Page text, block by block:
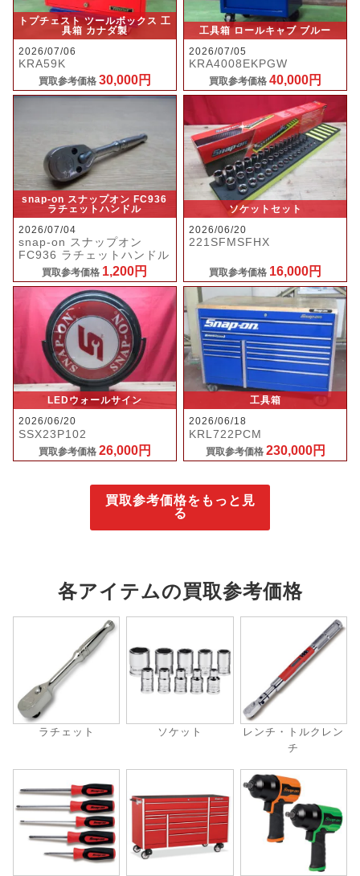
トプチェスト ツールボックス 工
具箱 カナダ製
2026/07/06
KRA59K
買取参考価格 30,000円
工具箱 ロールキャブ ブルー
2026/07/05
KRA4008EKPGW
買取参考価格40,000円
snap-on スナップオン FC936
ラチェットハンドル
2026/07/04
snap-on スナップオン
FC936 ラチェットハンドル
買取参考価格 1,200円
ソケットセット
2026/06/20
221SFMSFHX
買取参考価格 16,000円
LEDウォールサイン
2026/06/20
SSX23P102
買取参考価格 26,000円
工具箱
2026/06/18
KRL722PCM
買取参考価格 230,000円
買取参考価格をもっと見
る
各アイテムの買取参考価格
ラチェット ソケット
レンチ・トルクレン
チ